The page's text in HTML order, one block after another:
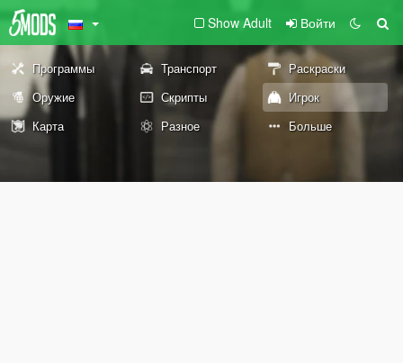
Show Adult Войти
Программы Транспорт
Раскраски
Оружие
Скрипты
Игрок
Карта
Разное Больше